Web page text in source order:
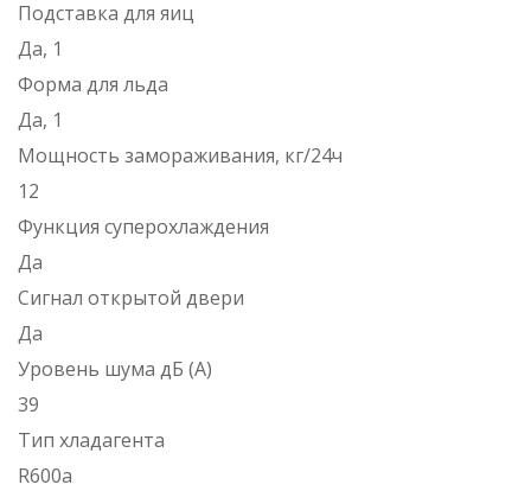
Подставка для яиц
Да, 1
Форма для льда
Да, 1
Мощность замораживания, кг/24ч
12
Функция суперохлаждения
Да
Сигнал открытой двери
Да
Уровень шума дБ (А)
39
Тип хладагента
R600a